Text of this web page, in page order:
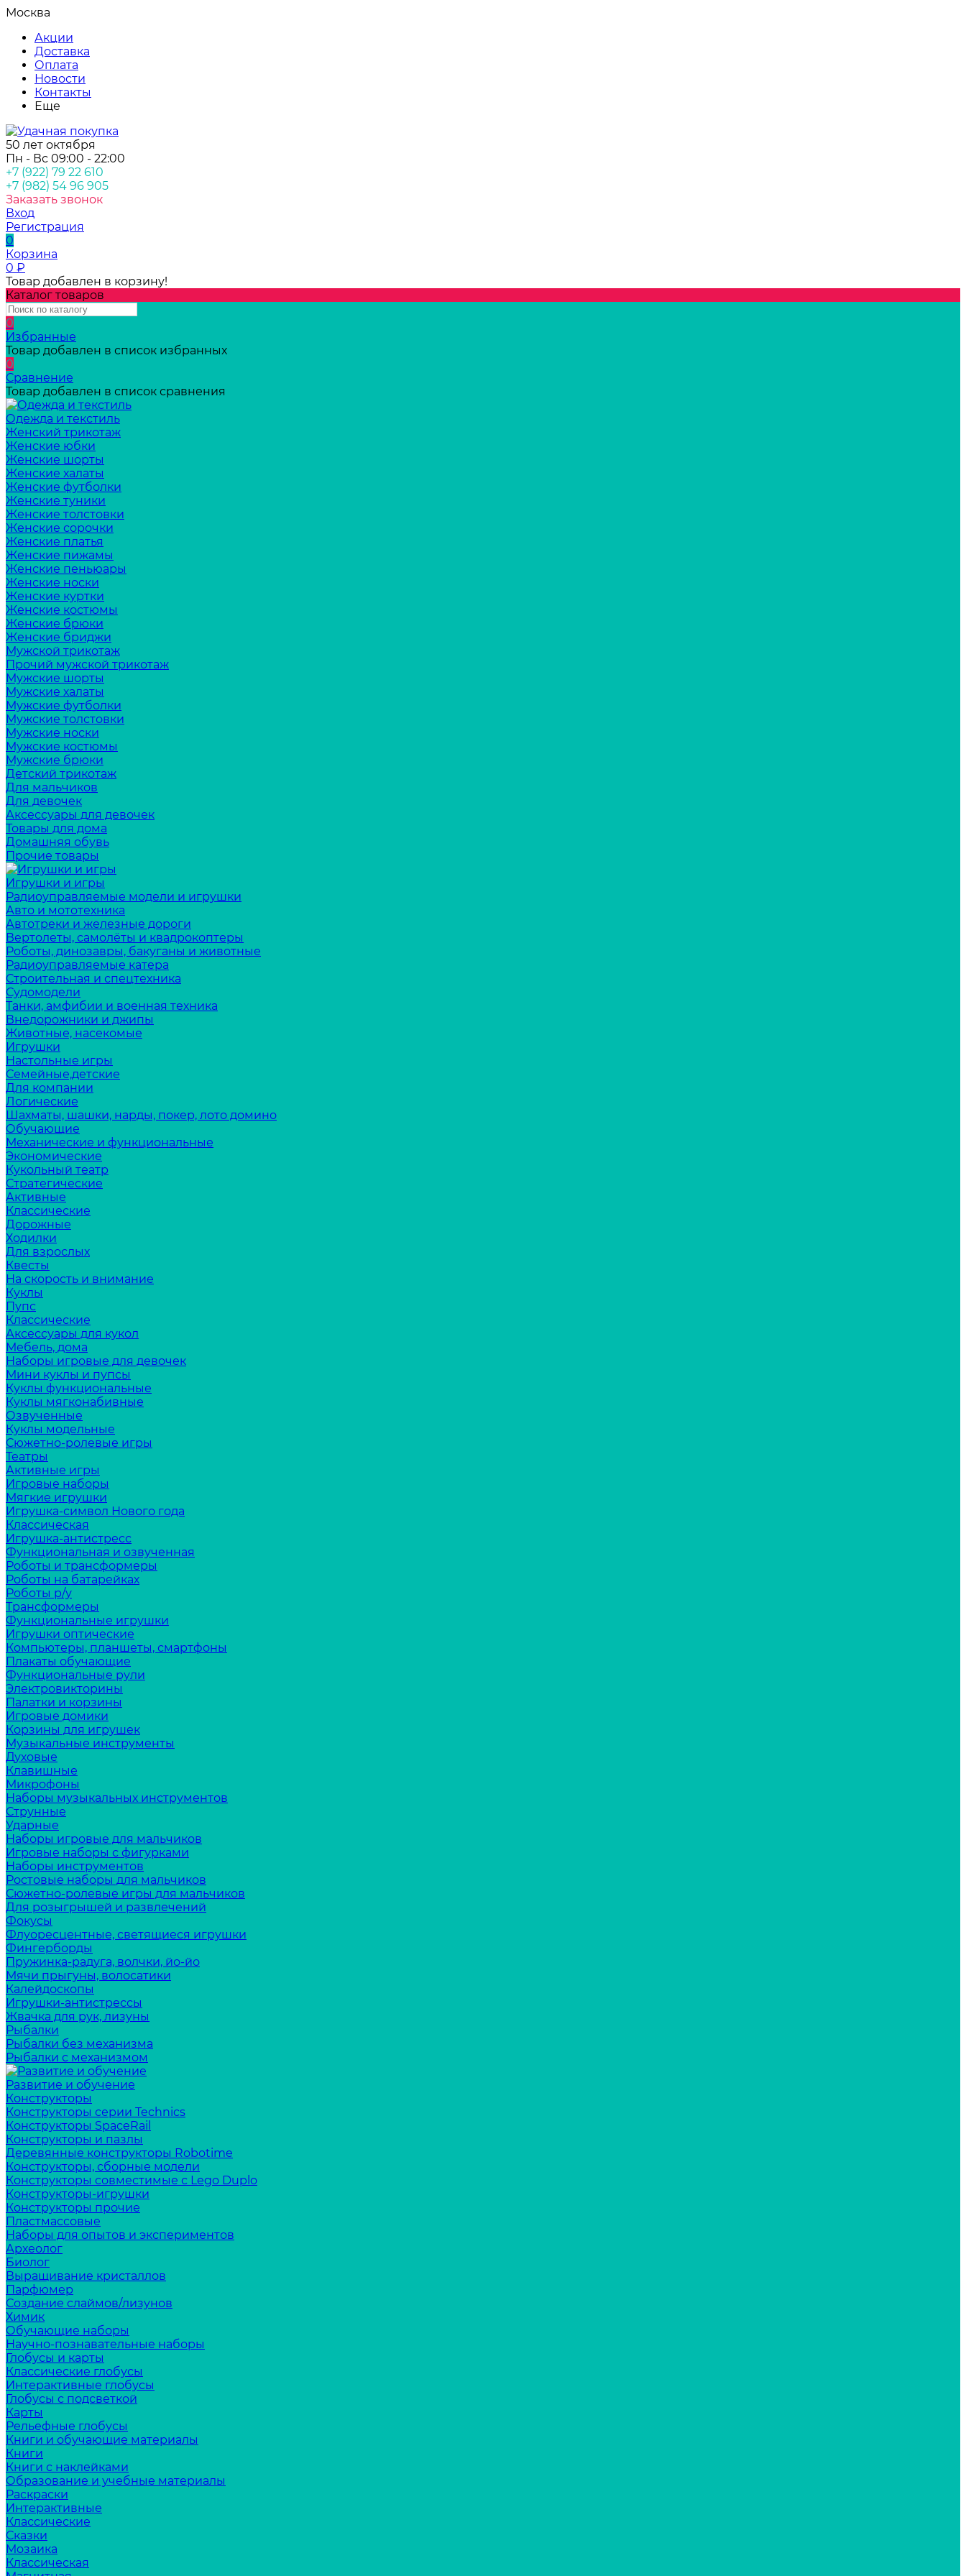
Москва
Акции
Доставка
Оплата
Новости
Контакты
Еще
50 лет октября
Пн - Вс 09:00 - 22:00
+7 (922) 79 22 610
+7 (982) 54 96 905
Заказать звонок
Вход
Регистрация
0
Корзина
0 ₽
Товар добавлен в корзину!
Каталог товаров
0
Избранные
Товар добавлен в список избранных
0
Сравнение
Товар добавлен в список сравнения
Одежда и текстиль
Женский трикотаж
Женские юбки
Женские шорты
Женские халаты
Женские футболки
Женские туники
Женские толстовки
Женские сорочки
Женские платья
Женские пижамы
Женские пеньюары
Женские носки
Женские куртки
Женские костюмы
Женские брюки
Женские бриджи
Мужской трикотаж
Прочий мужской трикотаж
Мужские шорты
Мужские халаты
Мужские футболки
Мужские толстовки
Мужские носки
Мужские костюмы
Мужские брюки
Детский трикотаж
Для мальчиков
Для девочек
Аксессуары для девочек
Товары для дома
Домашняя обувь
Прочие товары
Игрушки и игры
Радиоуправляемые модели и игрушки
Авто и мототехника
Автотреки и железные дороги
Вертолеты, самолёты и квадрокоптеры
Роботы, динозавры, бакуганы и животные
Радиоуправляемые катера
Строительная и спецтехника
Судомодели
Танки, амфибии и военная техника
Внедорожники и джипы
Животные, насекомые
Игрушки
Настольные игры
Семейные,детские
Для компании
Логические
Шахматы, шашки, нарды, покер, лото домино
Обучающие
Механические и функциональные
Экономические
Кукольный театр
Стратегические
Активные
Классические
Дорожные
Ходилки
Для взрослых
Квесты
На скорость и внимание
Куклы
Пупс
Классические
Аксессуары для кукол
Мебель, дома
Наборы игровые для девочек
Мини куклы и пупсы
Куклы функциональные
Куклы мягконабивные
Озвученные
Куклы модельные
Сюжетно-ролевые игры
Театры
Активные игры
Игровые наборы
Мягкие игрушки
Игрушка-символ Нового года
Классическая
Игрушка-антистресс
Функциональная и озвученная
Роботы и трансформеры
Роботы на батарейках
Роботы р/у
Трансформеры
Функциональные игрушки
Игрушки оптические
Компьютеры, планшеты, смартфоны
Плакаты обучающие
Функциональные рули
Электровикторины
Палатки и корзины
Игровые домики
Корзины для игрушек
Музыкальные инструменты
Духовые
Клавишные
Микрофоны
Наборы музыкальных инструментов
Струнные
Ударные
Наборы игровые для мальчиков
Игровые наборы с фигурками
Наборы инструментов
Ростовые наборы для мальчиков
Сюжетно-ролевые игры для мальчиков
Для розыгрышей и развлечений
Фокусы
Флуоресцентные, светящиеся игрушки
Фингерборды
Пружинка-радуга, волчки, йо-йо
Мячи прыгуны, волосатики
Калейдоскопы
Игрушки-антистрессы
Жвачка для рук, лизуны
Рыбалки
Рыбалки без механизма
Рыбалки с механизмом
Развитие и обучение
Конструкторы
Конструкторы серии Technics
Конструкторы SpaceRail
Конструкторы и пазлы
Деревянные конструкторы Robotime
Конструкторы, сборные модели
Конструкторы совместимые с Lego Duplo
Конструкторы-игрушки
Конструкторы прочие
Пластмассовые
Наборы для опытов и экспериментов
Археолог
Биолог
Выращивание кристаллов
Парфюмер
Создание слаймов/лизунов
Химик
Обучающие наборы
Научно-познавательные наборы
Глобусы и карты
Классические глобусы
Интерактивные глобусы
Глобусы с подсветкой
Карты
Рельефные глобусы
Книги и обучающие материалы
Книги
Книги с наклейками
Образование и учебные материалы
Раскраски
Интерактивные
Классические
Сказки
Мозаика
Классическая